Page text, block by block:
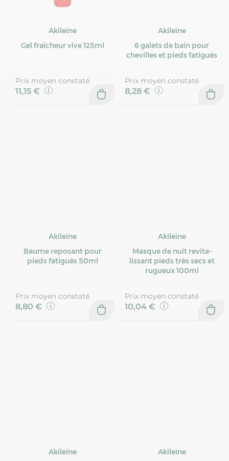
Akileïne
Gel fraîcheur vive 125ml
Prix moyen constaté
11,15 €
Akileïne
6 galets de bain pour
chevilles et pieds fatigués
Prix moyen constaté
8,28 €
Akileïne
Baume reposant pour
pieds fatigués 50ml
Prix moyen constaté
8,80 €
Akileïne
Masque de nuit revita-
lissant pieds très secs et
rugueux 100ml
Prix moyen constaté
10,04 €
Akileïne
Akileïne